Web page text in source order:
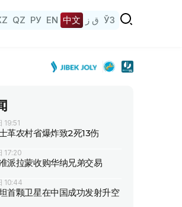
QZ РУ EN 中文 ق ز ЎЗ
19:51
革农村省爆炸致2死13伤
17:20
派拉蒙收购华纳兄弟交易
10:44
首颗卫星在中国成功发射升空